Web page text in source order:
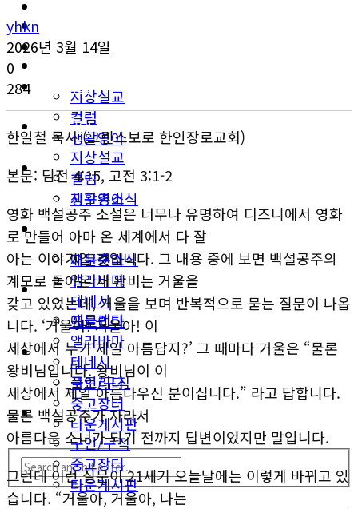
지상설교
컬럼
생활영어
미국뉴스
지구촌소식
동남부
애틀랜타
앨라바마
테네시
플로리다
생활안내
구인/구직
중고장터
타운게시판
한인타운 소식
이민뉴스
오피니언
지상설교
컬럼
생활영어
미국뉴스
지구촌소식
동남부
애틀랜타
앨라바마
테네시
플로리다
생활안내
구인/구직
중고장터
타운게시판
yhkn
2026년 3월 14일
0
284
한일철 목사 (그린스보로 한인장로교회)
본문: 딤전 4:15, 고전 3:1-2
영화 백설공주 소설은 너무나 유명하여 디즈니에서 영화
로 만들어 아마 온 세계에서 다 잘
아는 이야기일 것입니다. 그 내용 중에 보면 백설공주의
계모로 들어온 새 왕비는 거울을
갖고 있었는데, 거울을 보며 반복적으로 묻는 질문이 나옵
니다. ‘거울아! 거울아! 이
세상에서 누가 제일 아름답지?’ 그 때마다 거울은 “물론
왕비님입니다. 왕비님이 이
세상에서 제일 아름다우신 분이십니다.” 라고 답합니다.
물론 백설공주가 자라서
아름다운 소녀가 되기 전까지 답변이었지만 말입니다.
그런데 이런 질문이 21세기 오늘날에는 이렇게 바뀌고 있
습니다. “거울아, 거울아, 나는